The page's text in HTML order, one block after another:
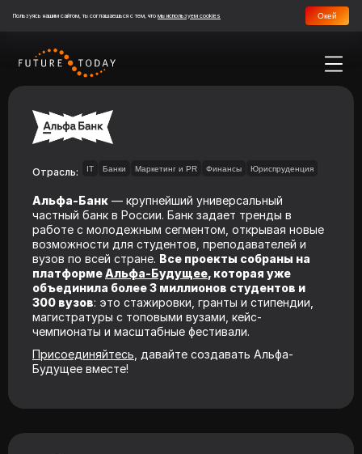
Пользуясь нашим сайтом, ты соглашаешься с тем, что мы используем cookies Окей
Отрасль: IT Банки Маркетинг и PR Финансы Юриспруденция
Альфа-Банк — крупнейший универсальный
частный банк в России. Банк задает тренды в
работе с молодежным сегментом, открывая новые
возможности для студентов, преподавателей и
вузов по всей стране. Все проекты собраны на
платформеАльфа-Будущее, которая уже
объединила более 3 миллионов студентов и
300 вузов: это стажировки, гранты и стипендии,
магистратуры с топовыми вузами, кейс-
чемпионаты и масштабные фестивали.
Присоединяйтесь , давайте создавать Альфа-
Будущее вместе!